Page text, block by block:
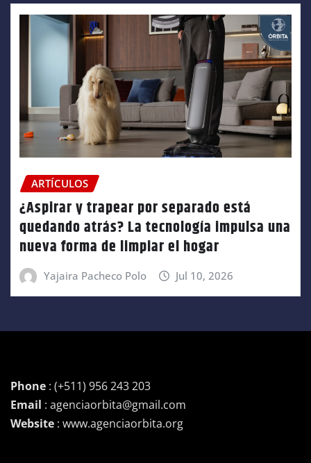
ARTÍCULOS
¿Aspirar y trapear por separado está
quedando atrás? La tecnología impulsa una
nueva forma de limpiar el hogar
Yajaira Pacheco Polo Jul 10, 2026
Phone : (+511) 956 243 203
Email : agenciaorbita@gmail.com
Website : www.agenciaorbita.org